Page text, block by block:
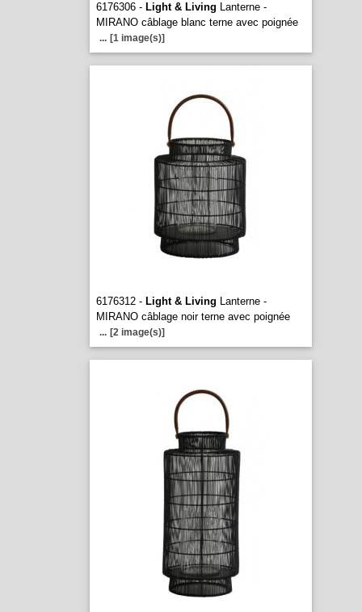
6176306 - Light & Living Lanterne -
MIRANO câblage blanc terne avec poignée
... [1 image(s)]
6176312 - Light & Living Lanterne -
MIRANO câblage noir terne avec poignée
... [2 image(s)]